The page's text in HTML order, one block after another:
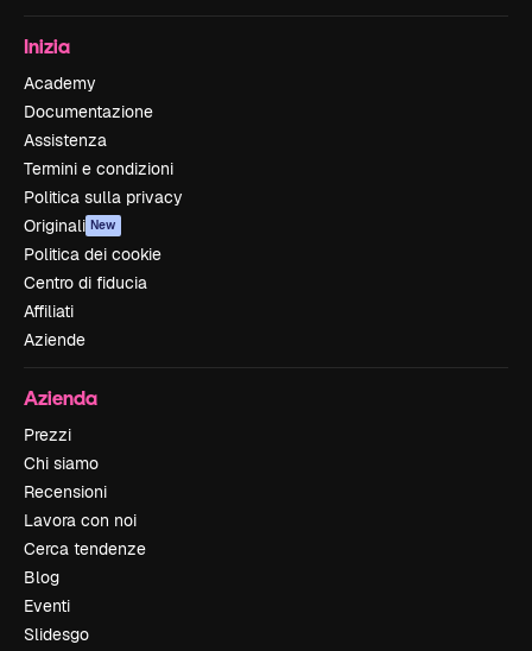
Inizia
Academy
Documentazione
Assistenza
Termini e condizioni
Politica sulla privacy
Originali New
Politica dei cookie
Centro di fiducia
Affiliati
Aziende
Azienda
Prezzi
Chi siamo
Recensioni
Lavora con noi
Cerca tendenze
Blog
Eventi
Slidesgo